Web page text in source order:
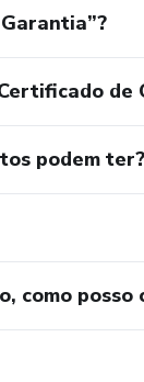
de
podem ter?
como posso